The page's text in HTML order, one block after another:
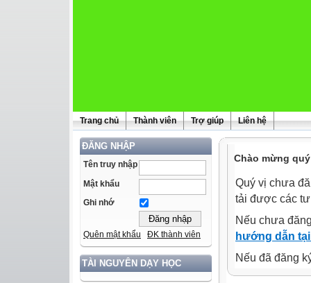
Trang chủ Thành viên Trợ giúp Liên hệ
ĐĂNG NHẬP
Tên truy nhập
Mật khẩu
Ghi nhớ
Quên mật khẩu ĐK thành viên
TÀI NGUYÊN DẠY HỌC
Chào mừng
Quý vị chưa
tải được các
Nếu chưa
hướng dẫn
Nếu đã đăng